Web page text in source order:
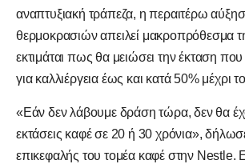
αναπτυξιακή τράπεζα, η περαιτέρω
θερμοκρασιών απειλεί μακροπρόθεσμα
εκτιμάται πως θα μειώσει την έκταση που
για καλλιέργεια έως και κατά 50% μέχρι
«Εάν δεν λάβουμε δράση τώρα, δεν θα
εκτάσεις καφέ σε 20 ή 30 χρόνια»,
επικεφαλής του τομέα καφέ στην Nestle.